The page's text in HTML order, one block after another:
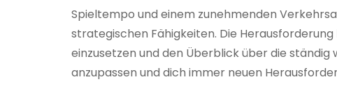
Spieltempo und einem zunehmenden
strategischen Fähigkeiten. Die
einzusetzen und den Überblick über die
anzupassen und dich immer neuen